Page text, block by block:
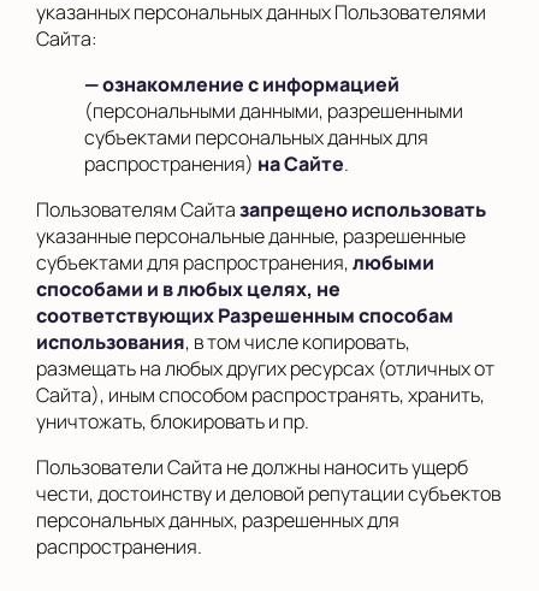
указанных персональных данных Пользователями
Сайта:
— ознакомление с информацией
(персональными данными, разрешенными
субъектами персональных данных для
распространения) на Сайте.
Пользователям Сайтазапрещено использовать
указанные персональные данные, разрешенные
субъектами для распространения,любыми
способами и в любых целях, не
соответствующих Разрешенным способам
использования, в том числе копировать,
размещать на любых других ресурсах (отличных от
Сайта), иным способом распространять, хранить,
уничтожать, блокировать и пр.
Пользователи Сайта не должны наносить ущерб
чести, достоинству и деловой репутации субъектов
персональных данных, разрешенных для
распространения.